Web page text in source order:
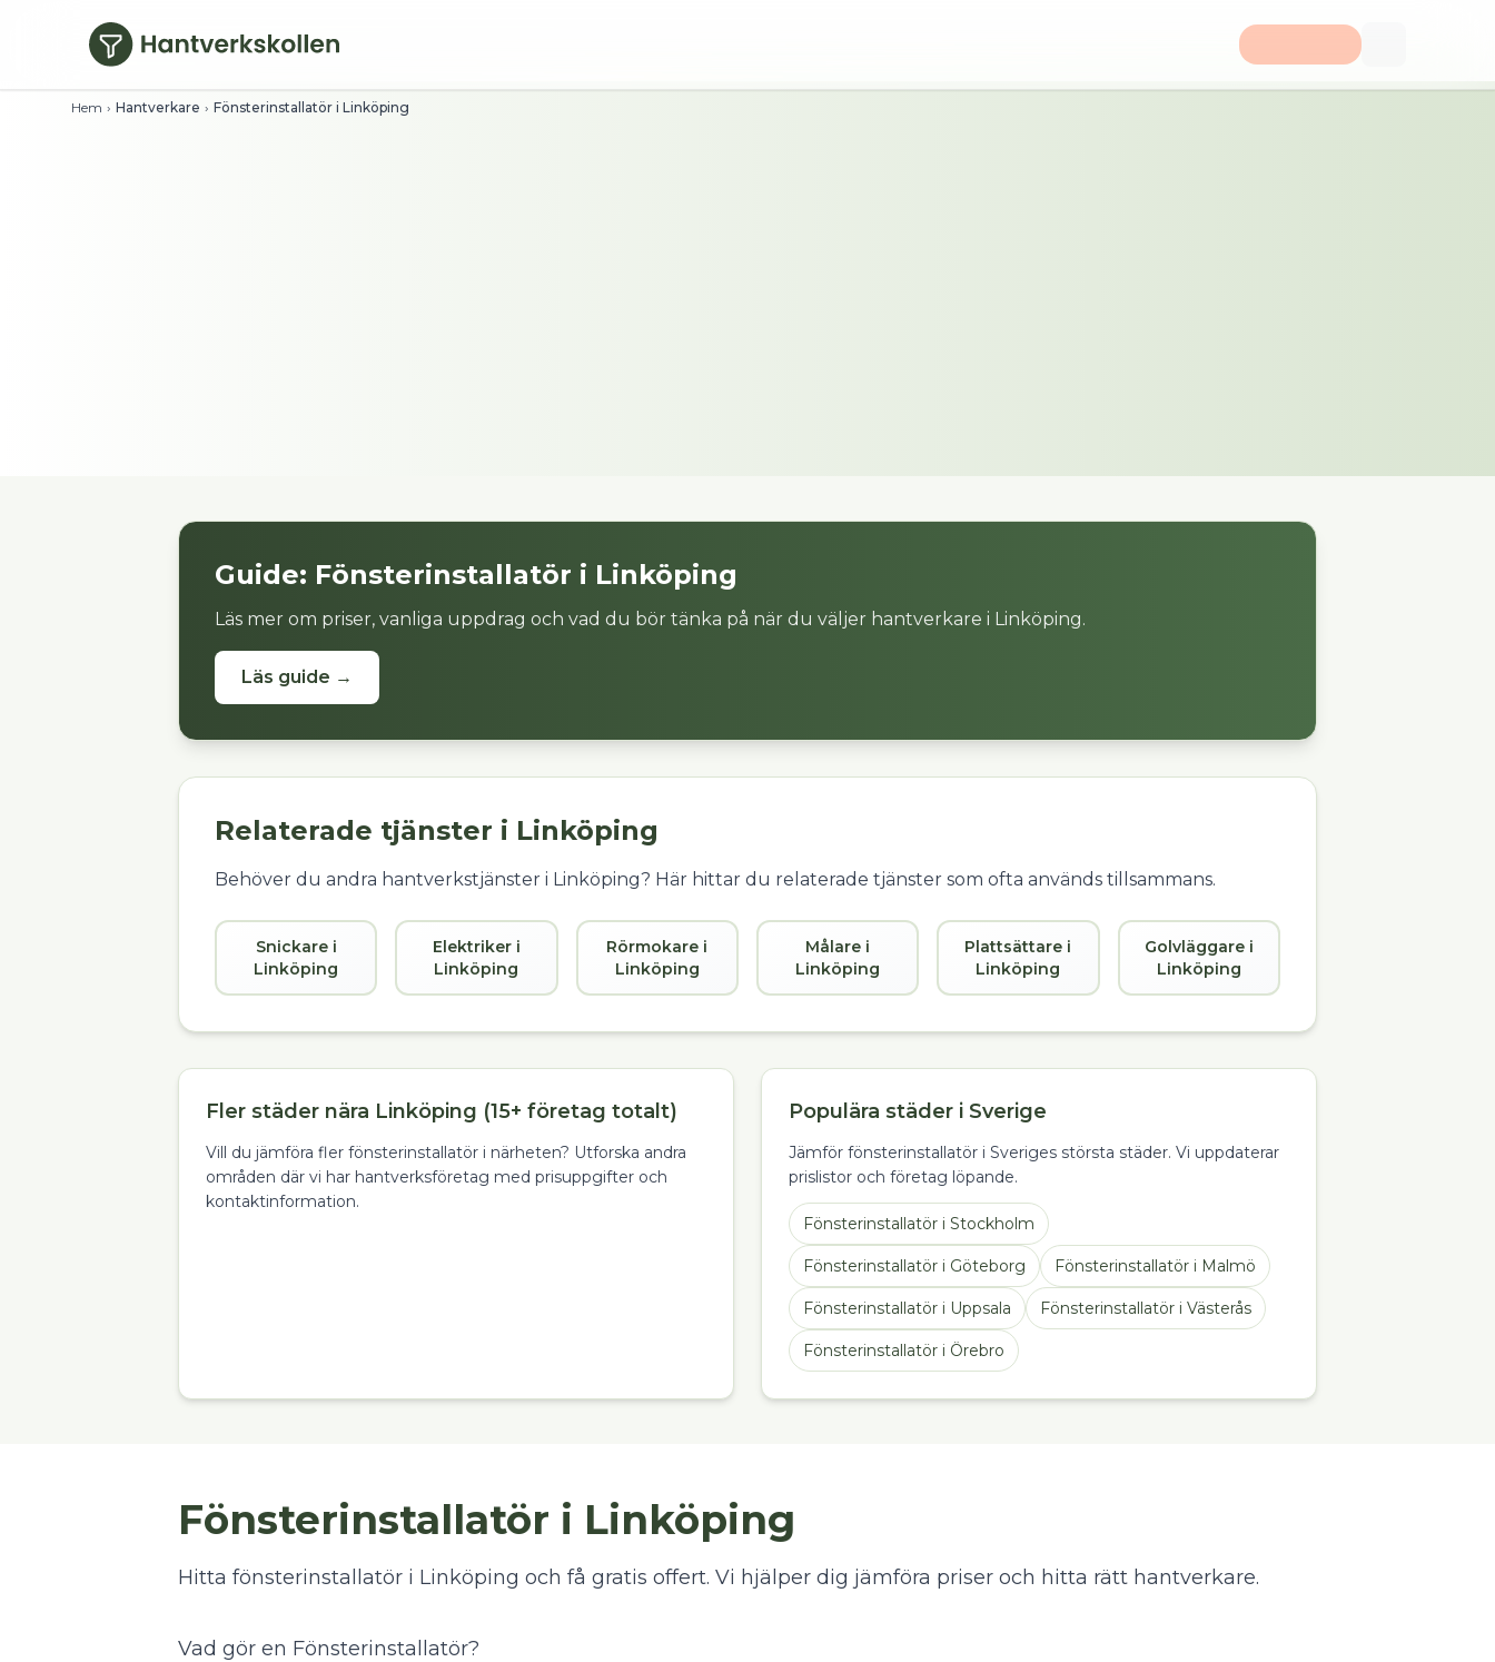
Hoppa till huvudinnehåll
Hem › Hantverkare › Fönsterinstallatör i Linköping
Guide: Fönsterinstallatör i Linköping
Läs mer om priser, vanliga uppdrag och vad du bör tänka på när du väljer hantverkare i Linköping.
Läs guide →
Relaterade tjänster i Linköping
Behöver du andra hantverkstjänster i Linköping? Här hittar du relaterade tjänster som ofta används tillsammans.
Snickare i
Linköping
Elektriker i
Linköping
Rörmokare i
Linköping
Målare i
Linköping
Plattsättare i
Linköping
Golvläggare i
Linköping
Fler städer nära Linköping (15+ företag totalt)
Vill du jämföra fler fönsterinstallatör i närheten? Utforska andra
områden där vi har hantverksföretag med prisuppgifter och
kontaktinformation.
Populära städer i Sverige
Jämför fönsterinstallatör i Sveriges största städer. Vi uppdaterar
prislistor och företag löpande.
Fönsterinstallatör i Stockholm
Fönsterinstallatör i Göteborg Fönsterinstallatör i Malmö
Fönsterinstallatör i Uppsala Fönsterinstallatör i Västerås
Fönsterinstallatör i Örebro
Fönsterinstallatör i Linköping
Hitta fönsterinstallatör i Linköping och få gratis offert. Vi hjälper dig jämföra priser och hitta rätt hantverkare.
Vad gör en Fönsterinstallatör?